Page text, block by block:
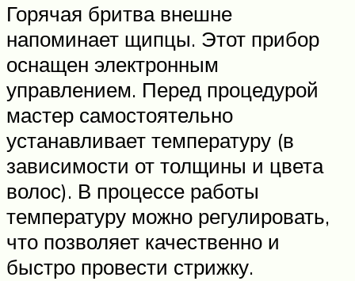
Горячая бритва внешне
напоминает щипцы. Этот прибор
оснащен электронным
управлением. Перед процедурой
мастер самостоятельно
устанавливает температуру (в
зависимости от толщины и цвета
волос). В процессе работы
температуру можно регулировать,
что позволяет качественно и
быстро провести стрижку.